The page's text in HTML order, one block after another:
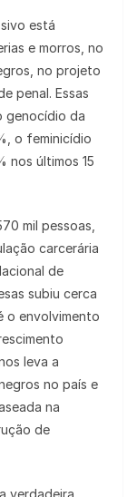
está
e morros, no
no projeto
penal. Essas
genocídio da
o feminicídio
nos últimos 15
mil pessoas,
carcerária
de
subiu cerca
o envolvimento
leva a
no país e
na
de
verdadeira